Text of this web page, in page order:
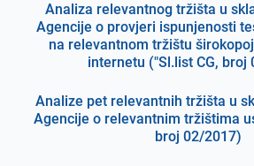
Analiza relevantnog tržišta u
Agencije o provjeri ispunjenosti
na relevantnom tržištu
internetu ("Sl.list CG, broj
Analize pet relevantnih tržišta u
Agencije o relevantnim tržištima
broj 02/2017)